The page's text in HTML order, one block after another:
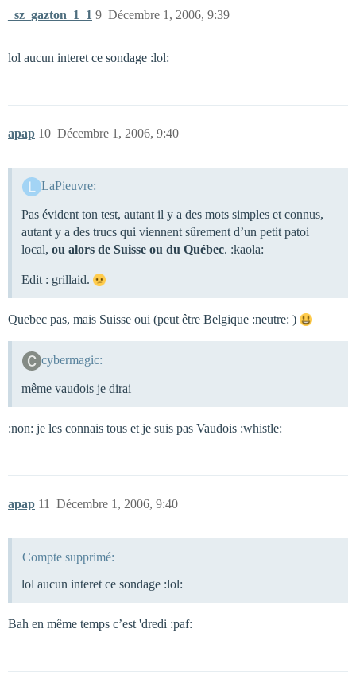
_sz_gazton_1_1 Décembre 1, 2006, 9:39
9
lol aucun interet ce sondage :lol:
apap Décembre 1, 2006, 9:40
10
LaPieuvre:
Pas évident ton test, autant il y a des mots simples et connus,
autant y a des trucs qui viennent sûrement d’un petit patoi
local, ou alors de Suisse ou du Québec. :kaola:
Edit : grillaid.
Quebec pas, mais Suisse oui (peut être Belgique :neutre: )
cybermagic:
même vaudois je dirai
:non: je les connais tous et je suis pas Vaudois :whistle:
apap Décembre 1, 2006, 9:40
11
Compte supprimé:
lol aucun interet ce sondage :lol:
Bah en même temps c’est 'dredi :paf: